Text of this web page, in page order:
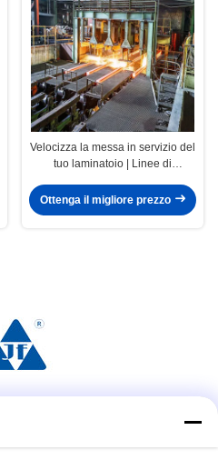
Velocizza la messa in servizio del
tuo laminatoio | Linee di
complete chiavi in ​​mano con
Ottenga il migliore prezzo